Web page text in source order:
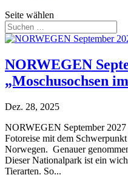
Seite wählen
NORWEGEN
„Moschusochsen
Dez. 28, 2025
NORWEGEN September
Fotoreise mit dem
Norwegen. Genauer
Dieser Nationalpark ist ein
Tierarten. So...